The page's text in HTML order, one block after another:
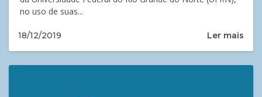
no uso de suas...
18/12/2019 Ler mais